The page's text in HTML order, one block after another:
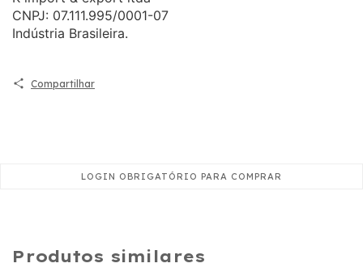
CNPJ: 07.111.995/0001-07
Indústria Brasileira.
Compartilhar
Produtos similares